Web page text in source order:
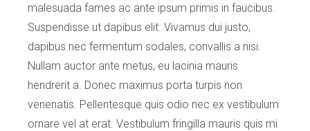
malesuada fames ac ante ipsum primis in faucibus.
Suspendisse ut dapibus elit. Vivamus dui justo,
dapibus nec fermentum sodales, convallis a nisi.
Nullam auctor ante metus, eu lacinia mauris
hendrerit a. Donec maximus porta turpis non
venenatis. Pellentesque quis odio nec ex vestibulum
ornare vel at erat. Vestibulum fringilla mauris quis mi